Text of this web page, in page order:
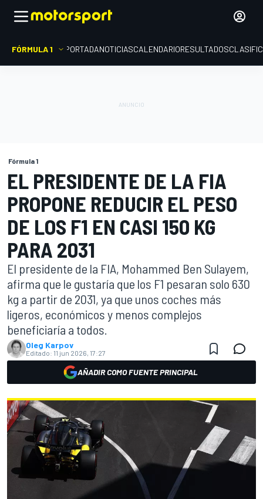
FÓRMULA 1 PORTADANOTICIASCALENDARIORESULTADOS
Fórmula 1
EL PRESIDENTE DE LA FIA
PROPONE REDUCIR EL PESO
DE LOS F1 EN CASI 150 KG
PARA 2031
El presidente de la FIA, Mohammed Ben Sulayem,
afirma que le gustaría que los F1 pesaran solo 630
kg a partir de 2031, ya que unos coches más
ligeros, económicos y menos complejos
beneficiaría a todos.
Oleg Karpov
Editado: 11 jun 2026, 17:27
AÑADIR COMO FUENTE PRINCIPAL